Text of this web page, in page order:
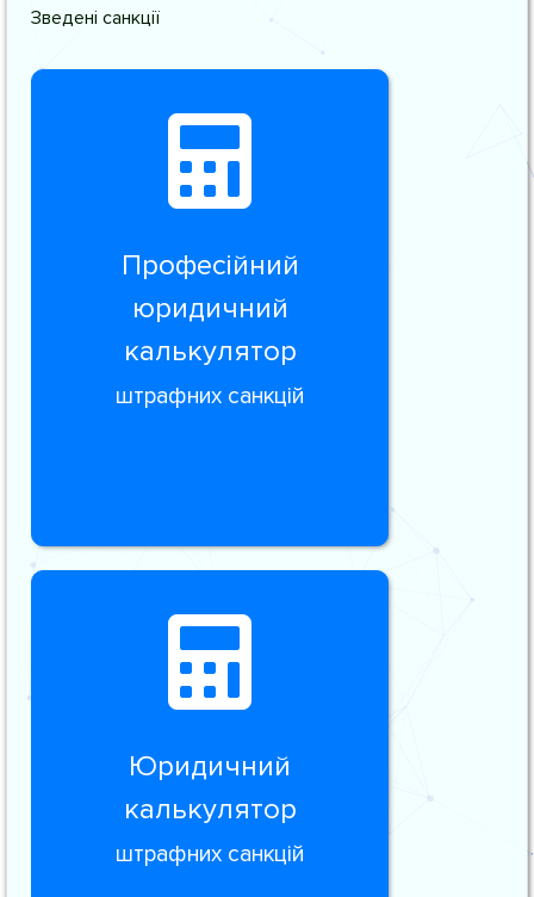
Зведені санкції
Професійний
юридичний
калькулятор
штрафних санкцій
Юридичний
калькулятор
штрафних санкцій